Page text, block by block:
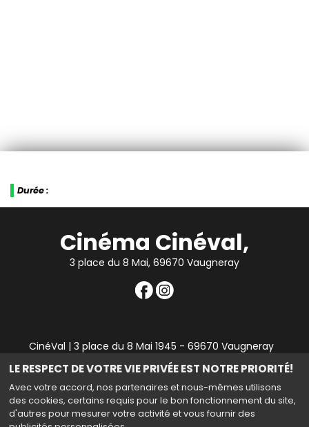
LE RESPECT DE VOTRE VIE PRIVÉE EST NOTRE PRIORITÉ!
Avec votre accord, nos partenaires et nous-mêmes utilisons
des cookies, certains requis pour le bon fonctionnement du site,
d'autres pour mesurer votre activité et vous fournir des
Durée :
Cinéma Cinéval,
3 place du 8 Mai, 69670 Vaugneray
CinéVal | 3 place du 8 Mai 1945 - 69670 Vaugneray
|Mentions légales|Contact|RGPD| Tel : 04 78 45 94